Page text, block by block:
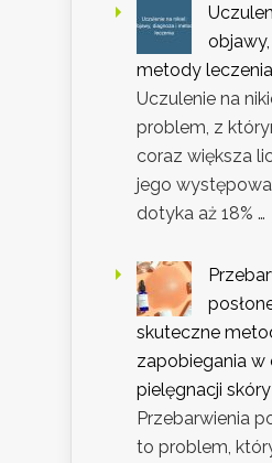
metody leczenia
Uczulenie na
problem, z
coraz większa
jego
dotyka aż 18% …
skuteczne
zapobiegania w
pielęgnacji skóry
Przebarwienia
to problem,